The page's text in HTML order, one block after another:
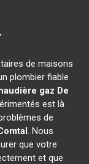
de maisons
plombier fiable
gaz De
est là
de
. Nous
que votre
et que